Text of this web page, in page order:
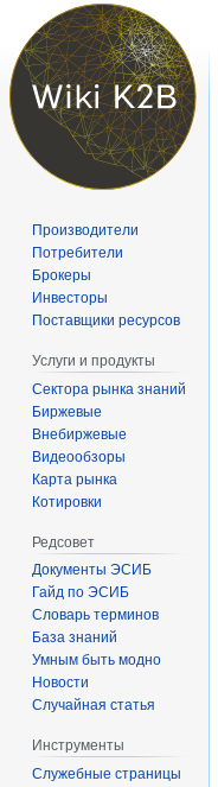
Производители
Потребители
Брокеры
Инвесторы
Поставщики ресурсов
Услуги и продукты
Сектора рынка знаний
Биржевые
Внебиржевые
Видеообзоры
Карта рынка
Котировки
Редсовет
Документы ЭСИБ
Гайд по ЭСИБ
Словарь терминов
База знаний
Умным быть модно
Новости
Случайная статья
Инструменты
Служебные страницы